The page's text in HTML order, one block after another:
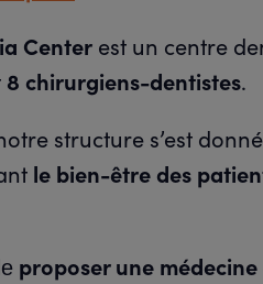
Center est un centre
8 chirurgiens-dentistes.
structure s’est
le bien-être des
proposer une